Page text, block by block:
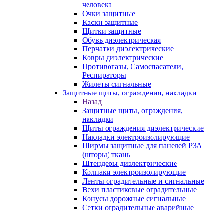
человека
Очки защитные
Каски защитные
Щитки защитные
Обувь диэлектрическая
Перчатки диэлектрические
Ковры диэлектрические
Противогазы, Самоспасатели,
Респираторы
Жилеты сигнальные
Защитные щиты, ограждения, накладки
Назад
Защитные щиты, ограждения,
накладки
Щиты ограждения диэлектрические
Накладки электроизолирующие
Ширмы защитные для панелей РЗА
(шторы) ткань
Штендеры диэлектрические
Колпаки электроизолирующие
Ленты оградительные и сигнальные
Вехи пластиковые оградительные
Конусы дорожные сигнальные
Сетки оградительные аварийные